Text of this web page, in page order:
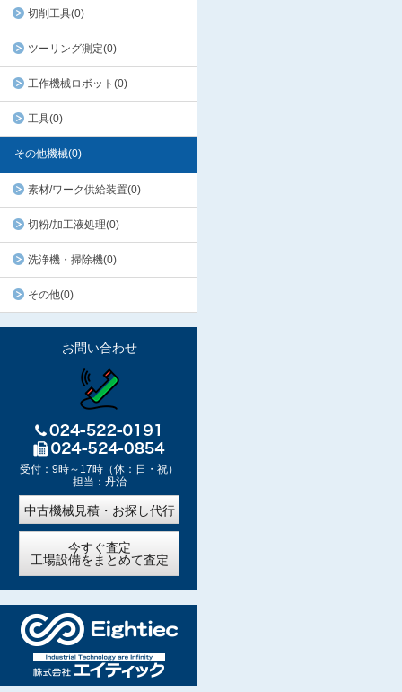
切削工具(0)
ツーリング測定(0)
工作機械ロボット(0)
工具(0)
その他機械(0)
素材/ワーク供給装置(0)
切粉/加工液処理(0)
洗浄機・掃除機(0)
その他(0)
お問い合わせ
受付：9時～17時（休：日・祝）
担当：丹治
中古機械見積・お探し代行
今すぐ査定
工場設備をまとめて査定